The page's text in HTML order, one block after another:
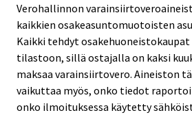
Verohallinnon
kaikkien osakeasuntomuotoisten
Kaikki tehdyt
tilastoon, sillä ostajalla on kaksi
maksaa varainsiirtovero. Aineiston
vaikuttaa myös, onko tiedot
onko ilmoituksessa käytetty